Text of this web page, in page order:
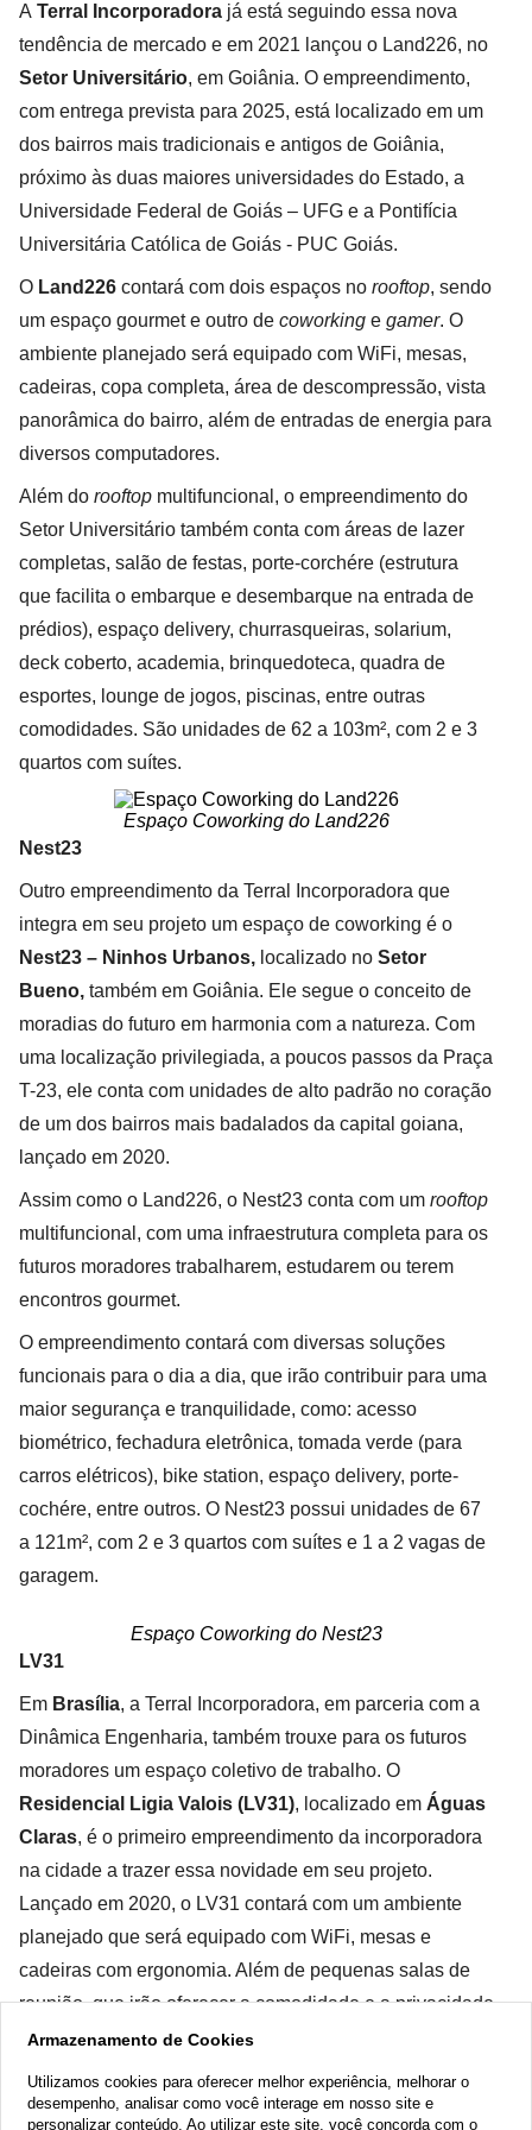
A Terral Incorporadora já está seguindo essa nova
tendência de mercado e em 2021 lançou o Land226, no
Setor Universitário, em Goiânia. O empreendimento,
com entrega prevista para 2025, está localizado em um
dos bairros mais tradicionais e antigos de Goiânia,
próximo às duas maiores universidades do Estado, a
Universidade Federal de Goiás – UFG e a Pontifícia
Universitária Católica de Goiás - PUC Goiás.
O Land226 contará com dois espaços no rooftop, sendo
um espaço gourmet e outro de coworking e gamer. O
ambiente planejado será equipado com WiFi, mesas,
cadeiras, copa completa, área de descompressão, vista
panorâmica do bairro, além de entradas de energia para
diversos computadores.
Além do rooftop multifuncional, o empreendimento do
Setor Universitário também conta com áreas de lazer
completas, salão de festas, porte-corchére (estrutura
que facilita o embarque e desembarque na entrada de
prédios), espaço delivery, churrasqueiras, solarium,
deck coberto, academia, brinquedoteca, quadra de
esportes, lounge de jogos, piscinas, entre outras
comodidades. São unidades de 62 a 103m², com 2 e 3
quartos com suítes.
Espaço Coworking do Land226
Nest23
Outro empreendimento da Terral Incorporadora que
integra em seu projeto um espaço de coworking é o
Nest23 – Ninhos Urbanos, localizado no Setor
Bueno, também em Goiânia. Ele segue o conceito de
moradias do futuro em harmonia com a natureza. Com
uma localização privilegiada, a poucos passos da Praça
T-23, ele conta com unidades de alto padrão no coração
de um dos bairros mais badalados da capital goiana,
lançado em 2020.
Assim como o Land226, o Nest23 conta com um rooftop
multifuncional, com uma infraestrutura completa para os
futuros moradores trabalharem, estudarem ou terem
encontros gourmet.
O empreendimento contará com diversas soluções
funcionais para o dia a dia, que irão contribuir para uma
maior segurança e tranquilidade, como: acesso
biométrico, fechadura eletrônica, tomada verde (para
carros elétricos), bike station, espaço delivery, porte-
cochére, entre outros. O Nest23 possui unidades de 67
a 121m², com 2 e 3 quartos com suítes e 1 a 2 vagas de
garagem.
Espaço Coworking do Nest23
LV31
Em Brasília, a Terral Incorporadora, em parceria com a
Dinâmica Engenharia, também trouxe para os futuros
moradores um espaço coletivo de trabalho. O
Residencial Ligia Valois (LV31), localizado em Águas
Claras, é o primeiro empreendimento da incorporadora
na cidade a trazer essa novidade em seu projeto.
Lançado em 2020, o LV31 contará com um ambiente
planejado que será equipado com WiFi, mesas e
cadeiras com ergonomia. Além de pequenas salas de
reunião, que irão oferecer a comodidade e a privacidade
de um home office.
O LV31 possui uma localização privilegiada em um dos
bairros mais valorizados de Brasília. Ele está próximo a
Armazenamento de Cookies
Utilizamos cookies para oferecer melhor experiência, melhorar o
desempenho, analisar como você interage em nosso site e
personalizar conteúdo. Ao utilizar este site, você concorda com o